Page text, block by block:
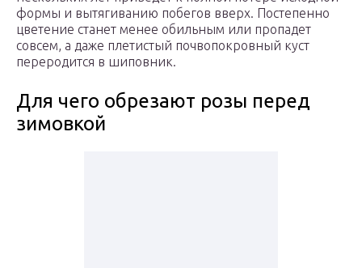
формы и вытягиванию побегов вверх. Постепенно
цветение станет менее обильным или пропадет
совсем, а даже плетистый почвопокровный куст
переродится в шиповник.
Для чего обрезают розы перед
зимовкой